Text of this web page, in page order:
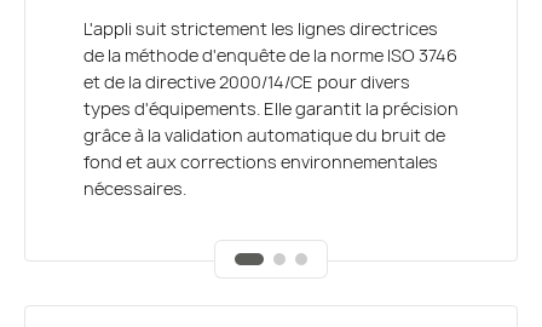
L'appli suit strictement les lignes directrices
de la méthode d'enquête de la norme ISO 3746
et de la directive 2000/14/CE pour divers
types d'équipements. Elle garantit la précision
grâce à la validation automatique du bruit de
fond et aux corrections environnementales
nécessaires.
Qu'il s'agisse d'une surface hémisphérique ou
parallélépipédique, l'interface vous guide pas
à pas dans le positionnement du Microphone.
Le logiciel calcule automatiquement les
surfaces et gère les cycles de test
spécifiques à chaque machine.
compteurs Svantek de classe 1 et de classe 2
via Bluetooth pour une acquisition en temps
réel sur iOS et Android. Générez et partagez
immédiatement des rapports conformes à la
norme ISO, avec tous les calculs et facteurs
de correction.